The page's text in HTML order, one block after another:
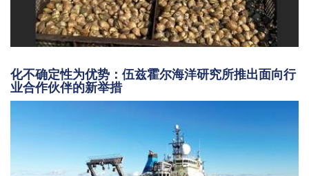
化不确定性为优势：伍兹霍尔海洋研究所推出面向行
业合作伙伴的新举措